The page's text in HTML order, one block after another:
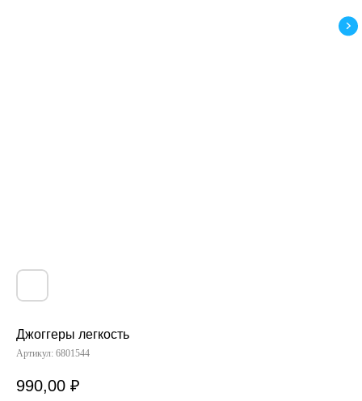
Джоггеры легкость
Артикул: 6801544
990,00 ₽